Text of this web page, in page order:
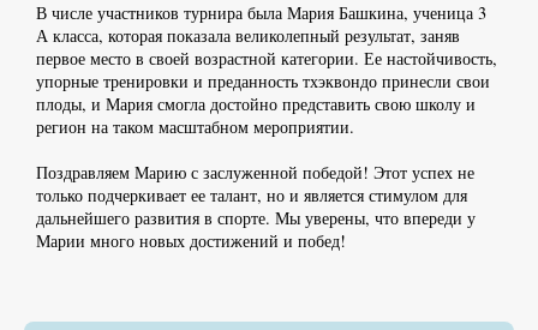
В числе участников турнира была Мария Башкина, ученица 3
А класса, которая показала великолепный результат, заняв
первое место в своей возрастной категории. Ее настойчивость,
упорные тренировки и преданность тхэквондо принесли свои
плоды, и Мария смогла достойно представить свою школу и
регион на таком масштабном мероприятии.
Поздравляем Марию с заслуженной победой! Этот успех не
только подчеркивает ее талант, но и является стимулом для
дальнейшего развития в спорте. Мы уверены, что впереди у
Марии много новых достижений и побед!